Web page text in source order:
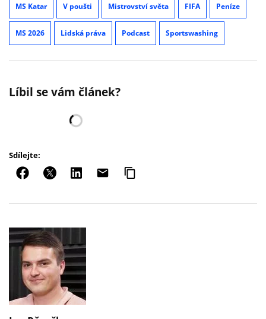
MS Katar V poušti Mistrovství světa FIFA Peníze
MS 2026 Lidská práva Podcast Sportswashing
Líbil se vám článek?
Sdílejte: